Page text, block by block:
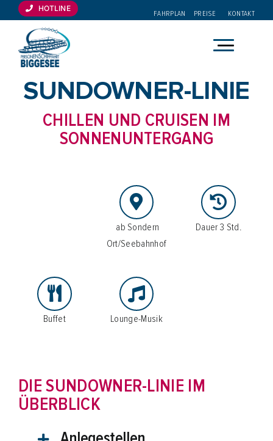
Inhalt
springen
HOTLINE
FAHRPLAN PREISE KONTAKT
SUNDOWNER-LINIE
CHILLEN UND CRUISEN IM
SONNENUNTERGANG
⁠ab Sondern
Ort/Seebahnhof
Dauer 3 Std.
Buffet Lounge-Musik
DIE SUNDOWNER-LINIE IM
ÜBERBLICK
Wobei dürfen wir helfen?
Direkt buchen, passende Fahrt finden oder schnell zur
Planung springen.
Tickets kaufen
Preise ansehen
Eventkalender
Schifffahrten
Schiff mieten
Planung & Service